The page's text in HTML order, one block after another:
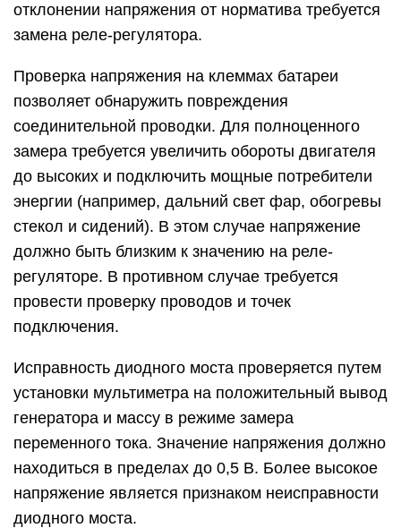
отклонении напряжения от норматива требуется
замена реле-регулятора.
Проверка напряжения на клеммах батареи
позволяет обнаружить повреждения
соединительной проводки. Для полноценного
замера требуется увеличить обороты двигателя
до высоких и подключить мощные потребители
энергии (например, дальний свет фар, обогревы
стекол и сидений). В этом случае напряжение
должно быть близким к значению на реле-
регуляторе. В противном случае требуется
провести проверку проводов и точек
подключения.
Исправность диодного моста проверяется путем
установки мультиметра на положительный вывод
генератора и массу в режиме замера
переменного тока. Значение напряжения должно
находиться в пределах до 0,5 В. Более высокое
напряжение является признаком неисправности
диодного моста.